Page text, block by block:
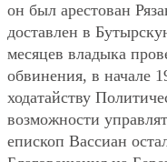
он был арестован
доставлен в
месяцев владыка
обвинения, в начале
ходатайству
возможности
епископ Вассиан